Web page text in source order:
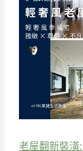
老屋翻新裝潢